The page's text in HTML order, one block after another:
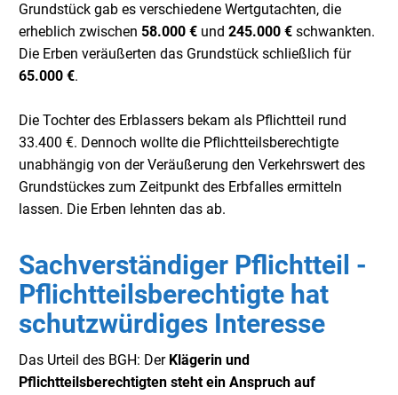
Grundstück gab es verschiedene Wertgutachten, die
erheblich zwischen 58.000 € und 245.000 € schwankten.
Die Erben veräußerten das Grundstück schließlich für
65.000 €.
Die Tochter des Erblassers bekam als Pflichtteil rund
33.400 €. Dennoch wollte die Pflichtteilsberechtigte
unabhängig von der Veräußerung den Verkehrswert des
Grundstückes zum Zeitpunkt des Erbfalles ermitteln
lassen. Die Erben lehnten das ab.
Sachverständiger Pflichtteil -
Pflichtteilsberechtigte hat
schutzwürdiges Interesse
Das Urteil des BGH: Der Klägerin und
Pflichtteilsberechtigten steht ein Anspruch auf